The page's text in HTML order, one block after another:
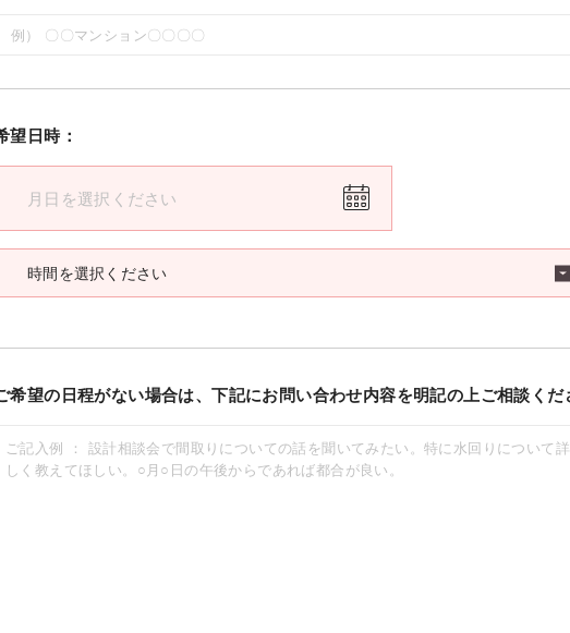
望日時：
希望の日程がない場合は、下記にお問い合わせ内容を明記の上ご相談くだ